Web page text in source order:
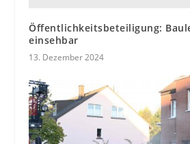
Öffentlichkeitsbeteiligung:
einsehbar
13. Dezember 2024